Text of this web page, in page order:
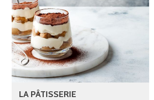
LA PÂTISSERIE